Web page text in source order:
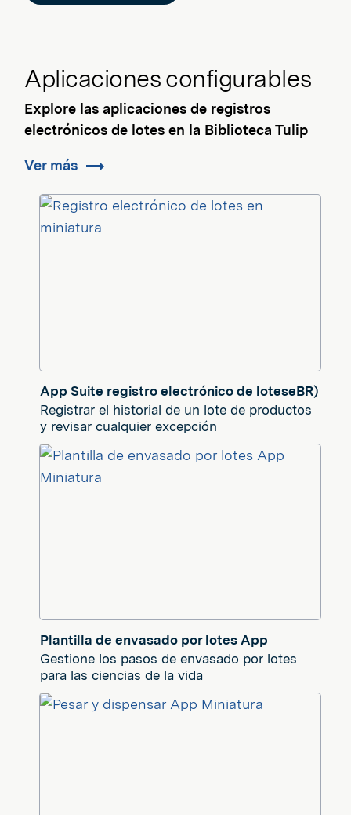
Aplicaciones configurables
Explore las aplicaciones de registros
electrónicos de lotes en la Biblioteca Tulip
Ver más
App Suite registro electrónico de loteseBR)
Registrar el historial de un lote de productos
y revisar cualquier excepción
Plantilla de envasado por lotes App
Gestione los pasos de envasado por lotes
para las ciencias de la vida